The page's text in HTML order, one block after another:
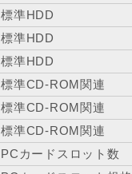
標準HDD
標準HDD
標準HDD
標準CD-ROM関連
標準CD-ROM関連
標準CD-ROM関連
PCカードスロット数